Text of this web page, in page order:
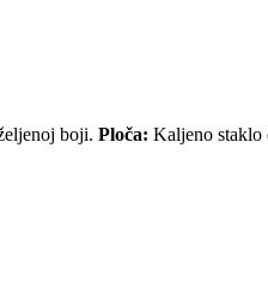
boji. Ploča: Kaljeno staklo